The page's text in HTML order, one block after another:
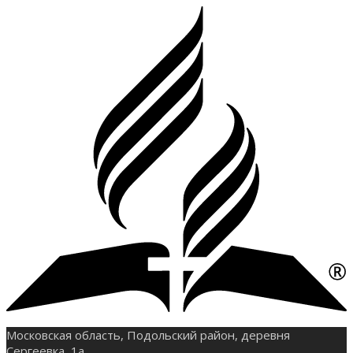
Московская область, Подольский район, деревня